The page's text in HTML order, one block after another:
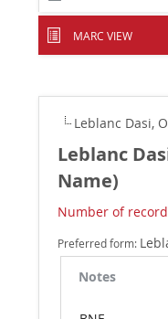
MARC VIEW
Leblanc Dasi,
Leblanc
Name)
Number of
Preferred form:
Notes